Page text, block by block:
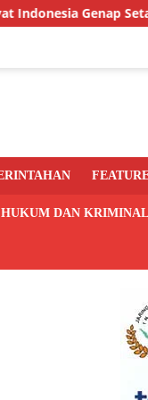
Setahun, DPC
HUKUM DAN KRIMINAL